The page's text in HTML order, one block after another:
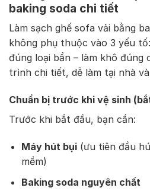
baking soda chi tiết
Làm sạch ghế sofa vải bằng
không phụ thuộc vào 3 yếu
đúng loại bẩn – làm khô đúng
trình chi tiết, dễ làm tại nhà
Chuẩn bị trước khi vệ sinh
Trước khi bắt đầu, bạn cần:
Máy hút bụi(ưu tiên đầu
mềm)
Baking soda nguyên chất